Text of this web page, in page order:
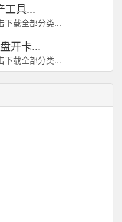
工具...
下载全部分类...
开卡...
下载全部分类...